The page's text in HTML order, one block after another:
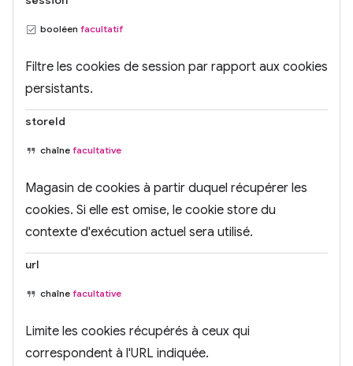
booléen facultatif
Filtre les cookies de session par rapport aux cookies
persistants.
storeId
chaîne facultative
Magasin de cookies à partir duquel récupérer les
cookies. Si elle est omise, le cookie store du
contexte d'exécution actuel sera utilisé.
url
chaîne facultative
Limite les cookies récupérés à ceux qui
correspondent à l'URL indiquée.